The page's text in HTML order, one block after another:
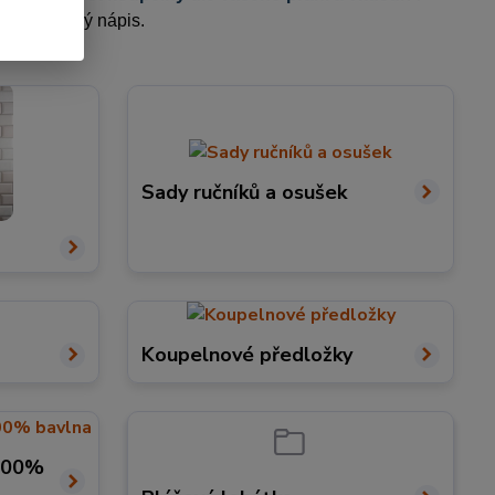
libovolný nápis.
Sady ručníků a osušek
Koupelnové předložky